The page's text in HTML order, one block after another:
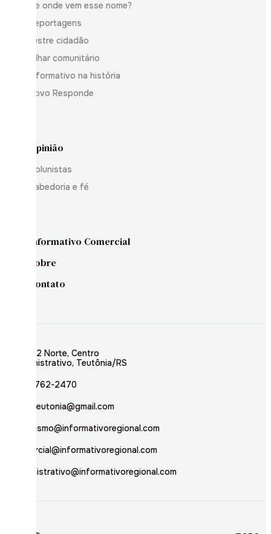
De onde vem esse nome?
Reportagens
Ilustre cidadão
Olhar comunitário
Informativo na história
Povo Responde
Opinião
Colunistas
Sabedoria e fé
Informativo Comercial
Sobre
Contato
Rua 02 Norte, Centro
Administrativo, Teutônia/RS
(51) 3762-2470
inforteutonia@gmail.com
jornalismo@informativoregional.com
comercial@informativoregional.com
administrativo@informativoregional.com